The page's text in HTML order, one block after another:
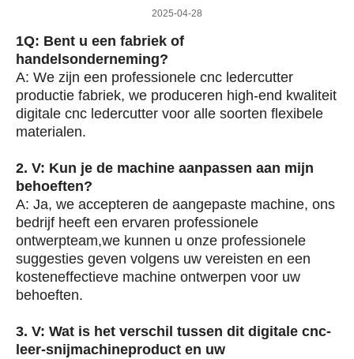
2025-04-28
1Q: Bent u een fabriek of
handelsonderneming?
A: We zijn een professionele cnc ledercutter
productie fabriek, we produceren high-end kwaliteit
digitale cnc ledercutter voor alle soorten flexibele
materialen.
2. V: Kun je de machine aanpassen aan mijn
behoeften?
A: Ja, we accepteren de aangepaste machine, ons
bedrijf heeft een ervaren professionele
ontwerpteam,we kunnen u onze professionele
suggesties geven volgens uw vereisten en een
kosteneffectieve machine ontwerpen voor uw
behoeften.
3. V: Wat is het verschil tussen dit digitale cnc-
leer-snijmachineproduct en uw